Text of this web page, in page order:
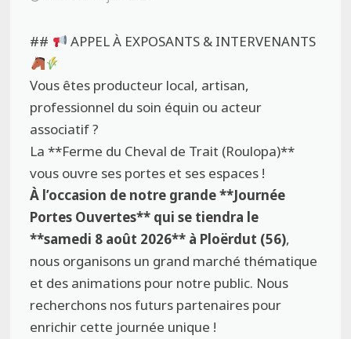
## APPEL À EXPOSANTS & INTERVENANTS
Vous êtes producteur local, artisan,
professionnel du soin équin ou acteur
associatif ?
La **Ferme du Cheval de Trait (Roulopa)**
vous ouvre ses portes et ses espaces !
À l’occasion de notre grande **Journée
Portes Ouvertes** qui se tiendra le
**samedi 8 août 2026** à Ploërdut (56),
nous organisons un grand marché thématique
et des animations pour notre public. Nous
recherchons nos futurs partenaires pour
enrichir cette journée unique !